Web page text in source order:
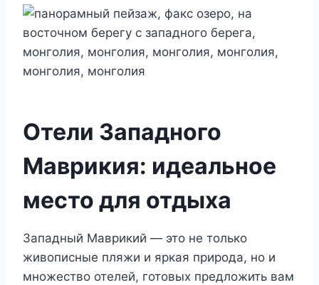
Отели Западного
Маврикия: идеальное
место для отдыха
Западный Маврикий — это не только
живописные пляжи и яркая природа, но и
множество отелей, готовых предложить вам